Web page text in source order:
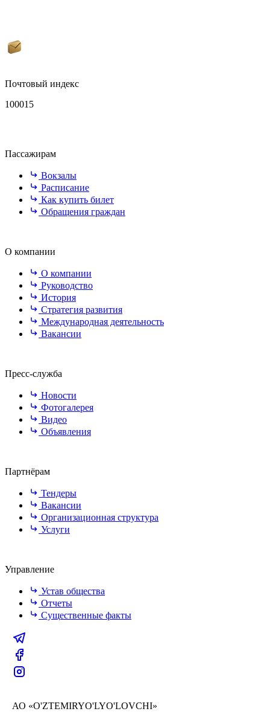
Почтовый индекс
100015
Пассажирам
Вокзалы
Расписание
Как купить билет
Обращения граждан
О компании
О компании
Руководство
История
Стратегия развития
Международная деятельность
Вакансии
Пресс-служба
Новости
Фотогалерея
Видео
Объявления
Партнёрам
Тендеры
Вакансии
Организационная структура
Услуги
Управление
Устав общества
Отчеты
Существенные факты
АО «O'ZTEMIRYO'LYO'LOVCHI»